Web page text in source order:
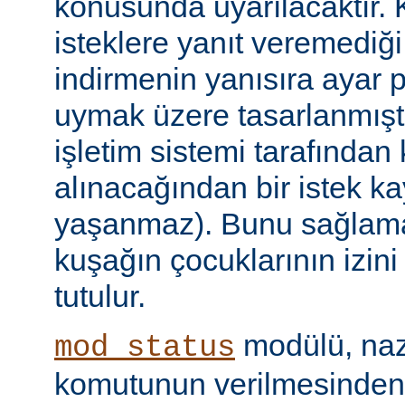
isteklere yanıt
indirmenin yanısıra ayar
uymak üzere
işletim sistemi tarafından
alınacağından bir istek
yaşanmaz). Bunu
kuşağın çocuklarının
tutulur.
mod_status modülü,
komutunun